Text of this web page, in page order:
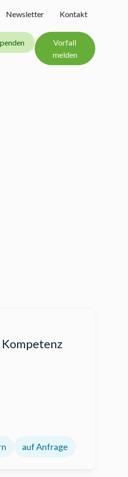
Newsletter Kontakt
Vorfall
melden
auf Anfrage